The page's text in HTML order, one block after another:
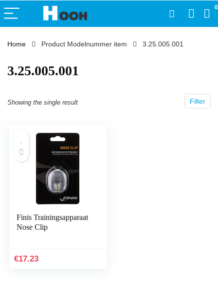
0
Home Product Modelnummer item ‎3.25.005.001
‎3.25.005.001
Filter
Showing the single result
Finis Trainingsapparaat
Nose Clip
€17.23